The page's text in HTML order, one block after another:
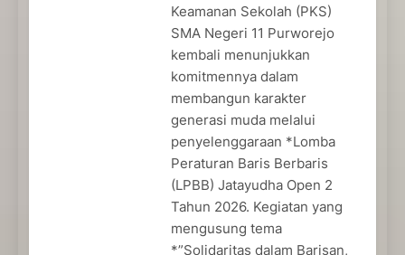
Keamanan Sekolah (PKS)
SMA Negeri 11 Purworejo
kembali menunjukkan
komitmennya dalam
membangun karakter
generasi muda melalui
penyelenggaraan *Lomba
Peraturan Baris Berbaris
(LPBB) Jatayudha Open 2
Tahun 2026. Kegiatan yang
mengusung tema
*”Solidaritas dalam Barisan,